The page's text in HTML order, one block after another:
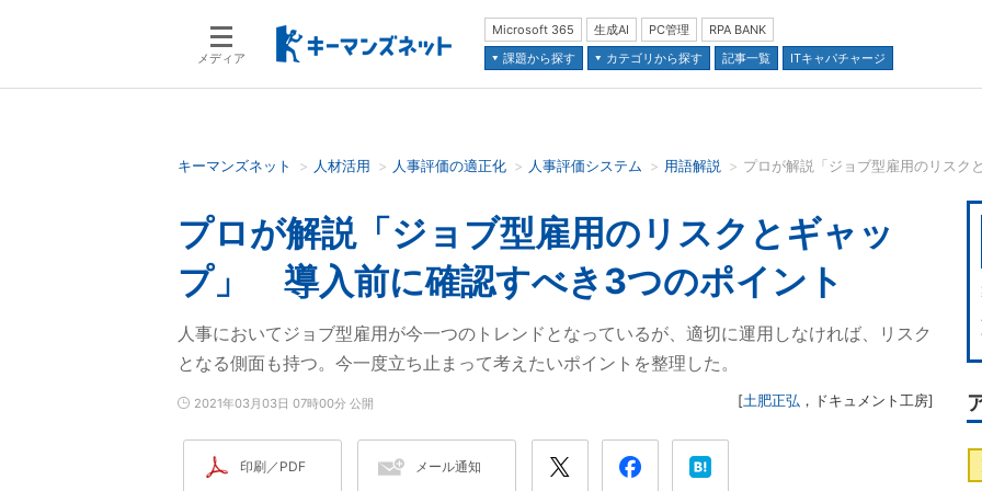
メディア
Microsoft 365 生成AI PC管理
RPA BANK
課題から探す
カテゴリから探す 記事一覧 ITキャパチャージ
検索語を入力してください 並び順：
キーマンズネット 人材活用 人事評価の適正化 人事評価システム 用語解説
プロが解説「ジョブ型雇用のリスクとギャッ
プ」 導入前に確認すべき3つのポイント
人事においてジョブ型雇用が今一つのトレンドとなっているが、適切に運用しなければ、リスク
となる側面も持つ。今一度立ち止まって考えたいポイントを整理した。
2021年03月03日 07時00分 公開 [土肥正弘 ， ドキュメント工房]
印刷／PDF メール通知